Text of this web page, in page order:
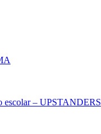
escolar – UPSTANDERS